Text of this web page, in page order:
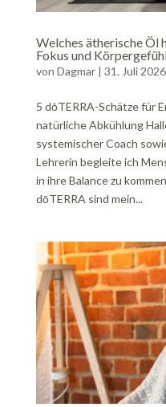
Welches ätherische Öl
Fokus und
von Dagmar| 31. Juli 2026
5 dōTERRA-Schätze für
natürliche Abkühlung
systemischer Coach
Lehrerin begleite ich
in ihre Balance zu
dōTERRA sind mein...